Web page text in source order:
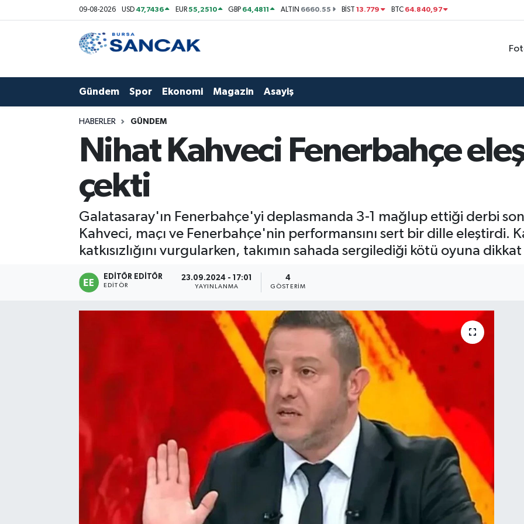
09-08-2026 USD 47,7436 EUR55,2510 GBP 64,4811 ALTIN 6660.55 BİST13.779 BTC 64.840,97
Gündem Spor Ekonomi Magazin Asayiş
HABERLER GÜNDEM
Nihat Kahveci Fenerbahçe
çekti
Galatasaray'ın Fenerbahçe'yi deplasmanda 3-1 mağlup ettiği derbi
Kahveci, maçı ve Fenerbahçe'nin performansını sert bir dille eleştirdi.
katkısızlığını vurgularken, takımın sahada sergilediği kötü oyuna
EDITÖR EDITÖR
EDITÖR
23.09.2024 - 17:01
YAYINLANMA
4
GÖSTERIM
Hava Durumu
Son Dakika Haberleri
Haber Arşivi